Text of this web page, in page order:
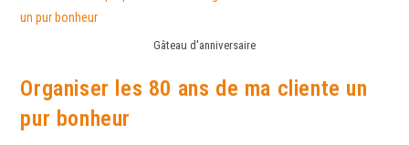
Gâteau d'anniversaire
Organiser les 80 ans de ma cliente un
pur bonheur